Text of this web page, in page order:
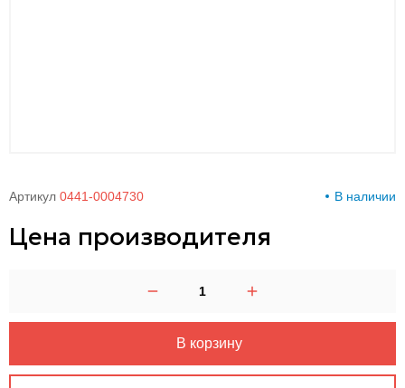
Артикул 0441-0004730 В наличии
Цена производителя
В корзину